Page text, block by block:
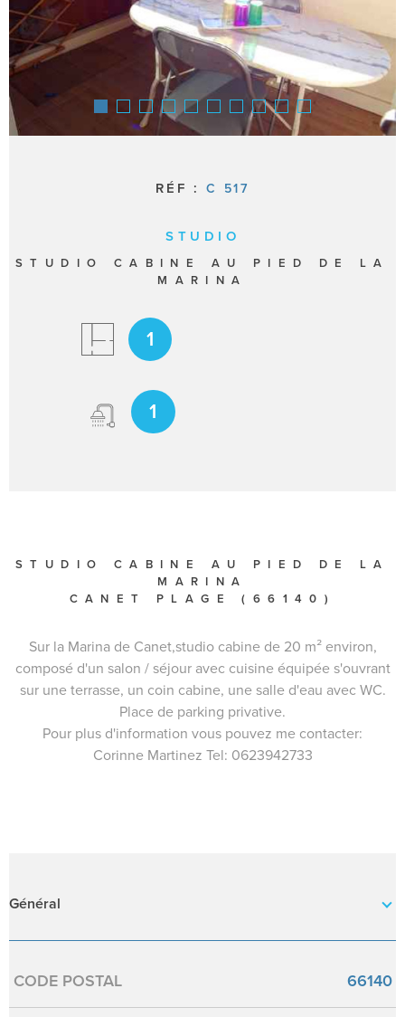
RÉF : C 517
STUDIO
STUDIO CABINE AU PIED DE LA
MARINA
1
1
STUDIO CABINE AU PIED DE LA
MARINA
CANET PLAGE (66140)
Sur la Marina de Canet,studio cabine de 20 m² environ,
composé d'un salon / séjour avec cuisine équipée s'ouvrant
sur une terrasse, un coin cabine, une salle d'eau avec WC.
Place de parking privative.
Pour plus d'information vous pouvez me contacter:
Corinne Martinez Tel: 0623942733
Général
Caractérisque Valeurs
CODE POSTAL 66140
SURFACE
Pièces
PIÈCES
RÉFÉRENCE
Piscine
RECHERCHER